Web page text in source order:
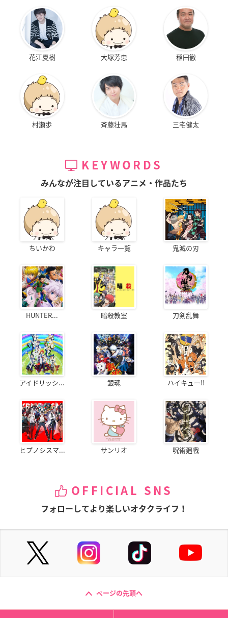
花江夏樹 大塚芳忠 稲田徹
村瀬歩 斉藤壮馬 三宅健太
KEYWORDS
みんなが注目しているアニメ・作品たち
ちいかわ キャラ一覧 鬼滅の刃
HUNTER... 暗殺教室 刀剣乱舞
アイドリッシ... 銀魂 ハイキュー!!
ヒプノシスマ... サンリオ 呪術廻戦
OFFICIAL SNS
フォローしてより楽しいオタクライフ！
ページの先頭へ